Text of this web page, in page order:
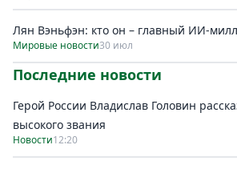
Лян Вэньфэн: кто он – главный ИИ-
Мировые новости30 июл
Последние новости
Герой России Владислав Головин
высокого звания
Новости12:20